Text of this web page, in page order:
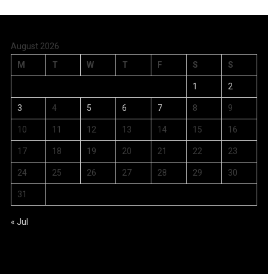
August 2026
M
T W T F S S
1 2
3 4 5 6 7 8 9
10 11 12 13 14 15 16
17 18 19 20 21 22 23
24 25 26 27 28 29 30
31
« Jul